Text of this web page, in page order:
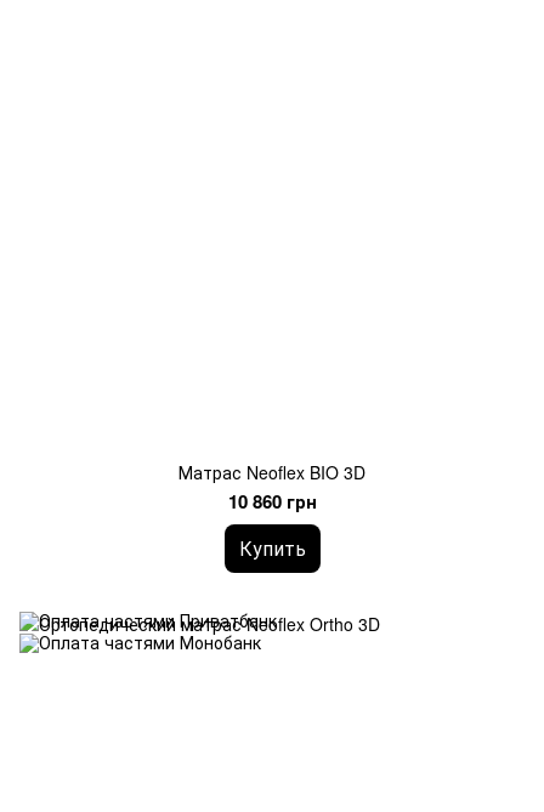
Матрас Neoflex BIO 3D
10 860 грн
Купить